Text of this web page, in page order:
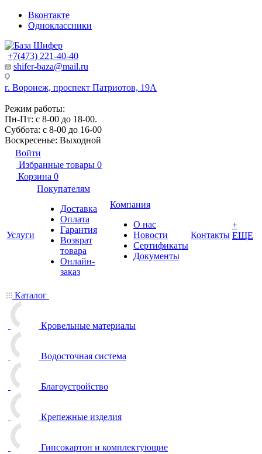
Вконтакте
Одноклассники
+7(473) 221-40-40
shifer-baza@mail.ru
г. Воронеж, проспект Патриотов, 19А
Режим работы:
Пн-Пт: с 8-00 до 18-00.
Суббота: с 8-00 до 16-00
Воскресенье: Выходной
Войти
Избранные товары 0
Корзина 0
Услуги
Покупателям
Доставка
Оплата
Гарантия
Возврат
товара
Онлайн-
заказ
Компания
О нас
Новости
Сертификаты
Документы
Контакты
+
ЕЩЕ
Каталог
Кровельные материалы
Водосточная система
Благоустройство
Крепежные изделия
Гипсокартон и комплектующие